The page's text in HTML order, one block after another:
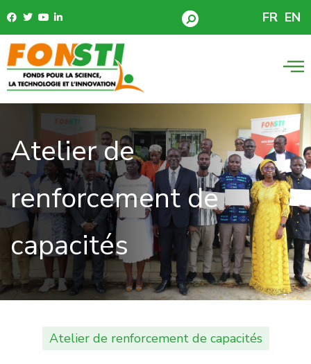
FR EN
Atelier de
renforcement de
capacités
Atelier de renforcement de capacités